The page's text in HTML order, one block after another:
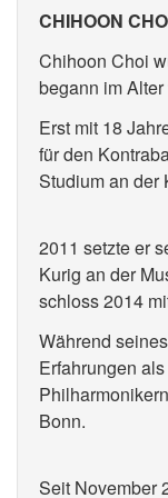
CHIHOON
Chihoon Choi
begann im
Erst mit 18
für den
Studium an der
2011 setzte er
Kurig an der
schloss 2014
Während
Erfahrungen
Bonn.
Seit November